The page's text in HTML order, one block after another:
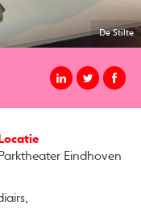
De Stilte
Locatie
Parktheater Eindhoven